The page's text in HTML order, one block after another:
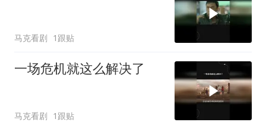
马克看剧 1跟贴
一场危机就这么解决了
马克看剧 1跟贴